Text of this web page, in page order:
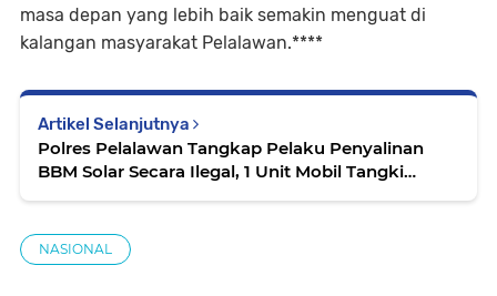
masa depan yang lebih baik semakin menguat di
kalangan masyarakat Pelalawan.****
Artikel Selanjutnya
Polres Pelalawan Tangkap Pelaku Penyalinan
BBM Solar Secara Ilegal, 1 Unit Mobil Tangki
NASIONAL